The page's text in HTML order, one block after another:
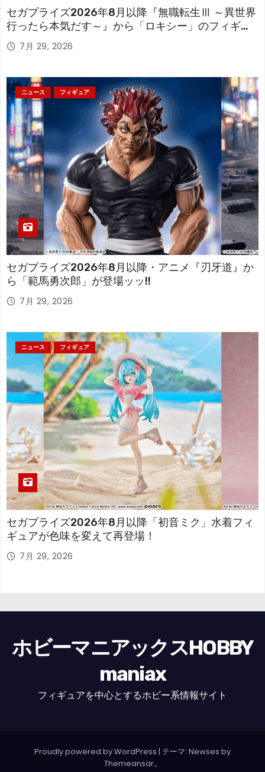
セガプライズ2026年8月以降『無職転生Ⅲ ～異世界
行ったら本気だす～』から「ロキシー」のフィギュ
アが登場！
7月 29, 2026
ニュース フィギュア
セガプライズ2026年8月以降・アニメ『刃牙道』か
ら「範馬勇次郎」が登場ッッ!!
7月 29, 2026
ニュース フィギュア
セガプライズ2026年8月以降「初音ミク」水着フィ
ギュアが色味を変えて再登場！
7月 29, 2026
ホビーマニアックスHOBBY
maniax
フィギュアを中心とするホビー系情報サイト
Proudly powered by WordPress | テーマ: Newses by
Themeansar。